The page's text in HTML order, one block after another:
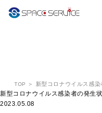
人とビジネスをつなぐ
TOP ＞ 新型コロナウイルス感
新型コロナウイルス感染者の発生
2023.05.08